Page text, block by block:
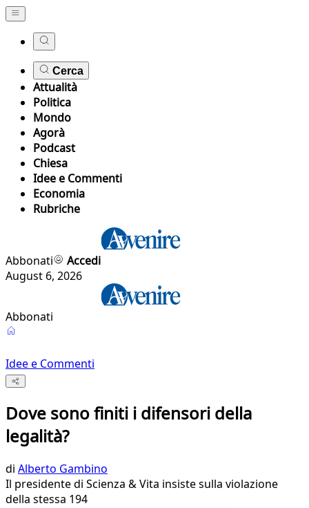
Cerca
Attualità
Politica
Mondo
Agorà
Podcast
Chiesa
Idee e Commenti
Economia
Rubriche
Abbonati
Accedi
August 6, 2026
Abbonati
Idee e Commenti
Dove sono finiti i difensori della
legalità?
di Alberto Gambino
Il presidente di Scienza & Vita insiste sulla violazione
della stessa 194